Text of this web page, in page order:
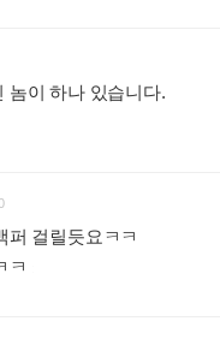
놈이 하나 있습니다.
퍼 걸릴듯요ㅋㅋ
ㅋ